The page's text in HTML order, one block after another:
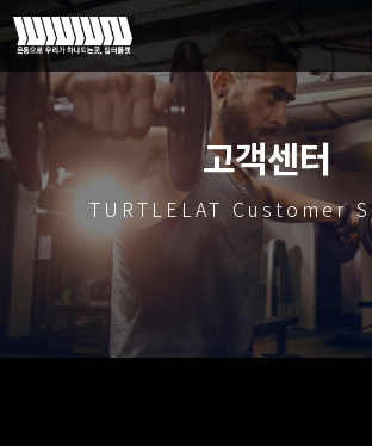
고객센터
TURTLELAT Customer